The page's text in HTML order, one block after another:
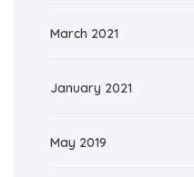
March 2021
January 2021
May 2019